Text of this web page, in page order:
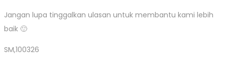
Jangan lupa tinggalkan ulasan untuk membantu kami lebih
baik 🙂
SM,100326